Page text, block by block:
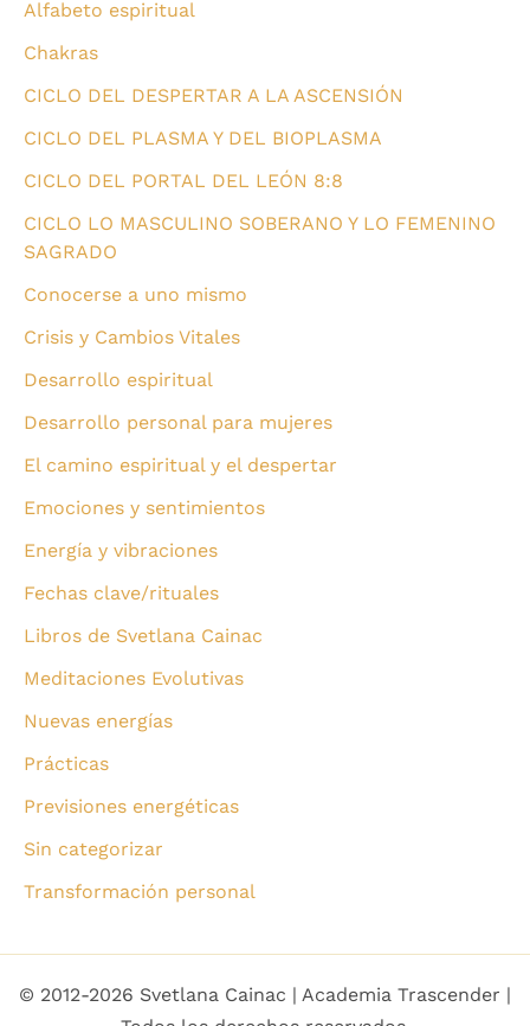
Alfabeto espiritual
Chakras
CICLO DEL DESPERTAR A LA ASCENSIÓN
CICLO DEL PLASMA Y DEL BIOPLASMA
CICLO DEL PORTAL DEL LEÓN 8:8
CICLO LO MASCULINO SOBERANO Y LO FEMENINO
SAGRADO
Conocerse a uno mismo
Crisis y Cambios Vitales
Desarrollo espiritual
Desarrollo personal para mujeres
El camino espiritual y el despertar
Emociones y sentimientos
Energía y vibraciones
Fechas clave/rituales
Libros de Svetlana Cainac
Meditaciones Evolutivas
Nuevas energías
Prácticas
Previsiones energéticas
Sin categorizar
Transformación personal
© 2012-2026 Svetlana Cainac | Academia Trascender |